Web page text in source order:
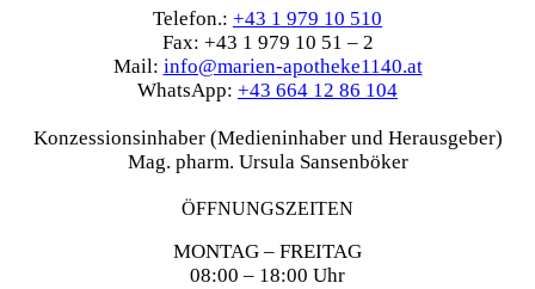
Telefon.: +43 1 979 10 510
Fax: +43 1 979 10 51 – 2
Mail: info@marien-apotheke1140.at
WhatsApp: +43 664 12 86 104
Konzessionsinhaber (Medieninhaber und Herausgeber)
Mag. pharm. Ursula Sansenböker
ÖFFNUNGSZEITEN
MONTAG – FREITAG
08:00 – 18:00 Uhr